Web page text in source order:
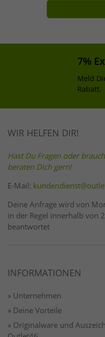
7%
Meld
Rabatt.
WIR HELFEN DIR!
Hast Du Fragen oder
beraten Dich gern!
E-Mail:
Deine Anfrage wird von
in der Regel innerhalb von
beantwortet
INFORMATIONEN
» Unternehmen
» Deine Vorteile
» Originalware und